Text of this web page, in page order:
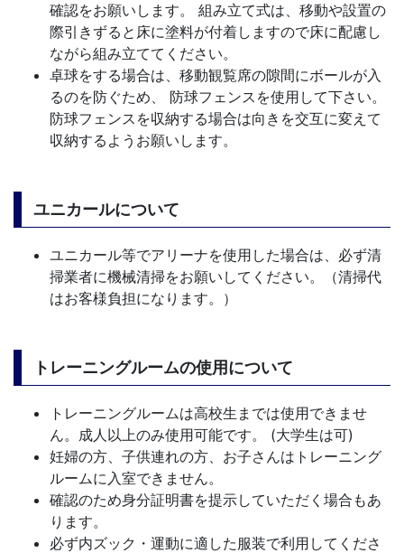
確認をお願いします。 組み立て式は、移動や設置の
際引きずると床に塗料が付着しますので床に配慮し
ながら組み立ててください。
卓球をする場合は、移動観覧席の隙間にボールが入
るのを防ぐため、 防球フェンスを使用して下さい。
防球フェンスを収納する場合は向きを交互に変えて
収納するようお願いします。
ユニカールについて
ユニカール等でアリーナを使用した場合は、必ず清
掃業者に機械清掃をお願いしてください。（清掃代
はお客様負担になります。）
トレーニングルームの使用について
トレーニングルームは高校生までは使用できませ
ん。成人以上のみ使用可能です。 (大学生は可)
妊婦の方、子供連れの方、お子さんはトレーニング
ルームに入室できません。
確認のため身分証明書を提示していただく場合もあ
ります。
必ず内ズック・運動に適した服装で利用してくださ